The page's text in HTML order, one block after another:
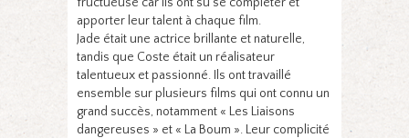
apporter leur talent à chaque film.
Jade était une actrice brillante et naturelle,
tandis que Coste était un réalisateur
talentueux et passionné. Ils ont travaillé
ensemble sur plusieurs films qui ont connu un
grand succès, notamment « Les Liaisons
dangereuses » et « La Boum ». Leur complicité